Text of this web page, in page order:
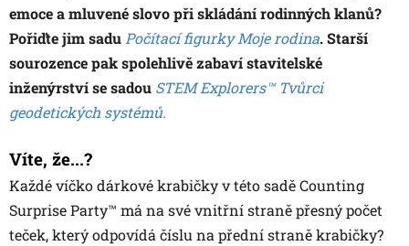
emoce a mluvené slovo při skládání rodinných klanů?
Pořiďte jim sadu Počítací figurky Moje rodina. Starší
sourozence pak spolehlivě zabaví stavitelské
inženýrství se sadou STEM Explorers™ Tvůrci
geodetických systémů.
Víte, že...?
Každé víčko dárkové krabičky v této sadě Counting
Surprise Party™ má na své vnitřní straně přesný počet
teček, který odpovídá číslu na přední straně krabičky?